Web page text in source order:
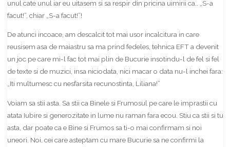
unul cate unul iar eu uitasem si sa respir din pricina uimirii ca.. „S-a
facut!”, chiar „S-a facut!”!
De atunci incoace, am descalcit tot mai usor incalcitura in care
reusisem asa de maiastru sa ma prind fedeles, tehnica EFT a devenit
un joc pe care mi-l fac tot mai plin de Bucurie insotindu-l de fel si fel
de texte si de muzici, insa niciodata, nici macar o data nu-l inchei fara:
„Iti multumesc cu nesfarsita recunostinta, Liliana!”
Voiam sa stii asta. Sa stii ca Binele si Frumosul pe care le imprastii cu
atata Iubire si generozitate in lume nu raman fara ecou. Stiu ca stii si tu
asta, dar poate ca e Bine si Frumos sa ti-o mai confirmam si noi
uneori. Noi, cei care asteptam cu mare Bucurie sa ne confirmi la